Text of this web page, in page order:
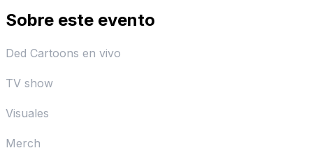
Sobre este evento
Ded Cartoons en vivo
TV show
Visuales
Merch